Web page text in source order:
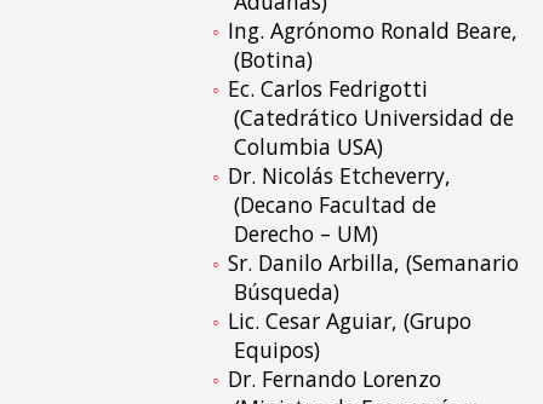
Ing. Agrónomo Ronald Beare,
(Botina)
Ec. Carlos Fedrigotti
(Catedrático Universidad de
Columbia USA)
Dr. Nicolás Etcheverry,
(Decano Facultad de
Derecho – UM)
Sr. Danilo Arbilla, (Semanario
Búsqueda)
Lic. Cesar Aguiar, (Grupo
Equipos)
Dr. Fernando Lorenzo